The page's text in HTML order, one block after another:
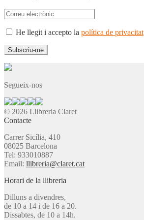
He llegit i accepto la política de privacitat
Segueix-nos
© 2026 Llibreria Claret
Contacte
Carrer Sicília, 410
08025 Barcelona
Tel: 933010887
Email: llibreria@claret.cat
Horari de la llibreria
Dilluns a divendres,
de 10 a 14 i de 16 a 20.
Dissabtes, de 10 a 14h.